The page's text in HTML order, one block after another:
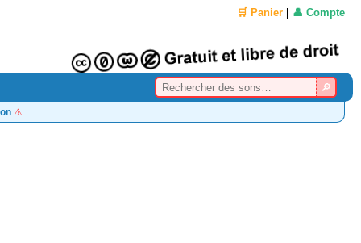
🛒 Panier 👤 Compte
⚠️